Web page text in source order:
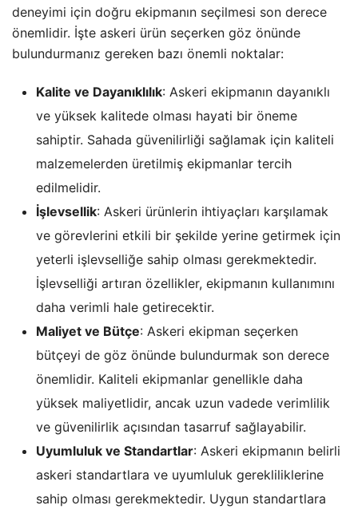
deneyimi için doğru ekipmanın seçilmesi son derece
önemlidir. İşte askeri ürün seçerken göz önünde
bulundurmanız gereken bazı önemli noktalar:
Kalite ve Dayanıklılık: Askeri ekipmanın dayanıklı
ve yüksek kalitede olması hayati bir öneme
sahiptir. Sahada güvenilirliği sağlamak için kaliteli
malzemelerden üretilmiş ekipmanlar tercih
edilmelidir.
İşlevsellik: Askeri ürünlerin ihtiyaçları karşılamak
ve görevlerini etkili bir şekilde yerine getirmek için
yeterli işlevselliğe sahip olması gerekmektedir.
İşlevselliği artıran özellikler, ekipmanın kullanımını
daha verimli hale getirecektir.
Maliyet ve Bütçe: Askeri ekipman seçerken
bütçeyi de göz önünde bulundurmak son derece
önemlidir. Kaliteli ekipmanlar genellikle daha
yüksek maliyetlidir, ancak uzun vadede verimlilik
ve güvenilirlik açısından tasarruf sağlayabilir.
Uyumluluk ve Standartlar: Askeri ekipmanın belirli
askeri standartlara ve uyumluluk gerekliliklerine
sahip olması gerekmektedir. Uygun standartlara